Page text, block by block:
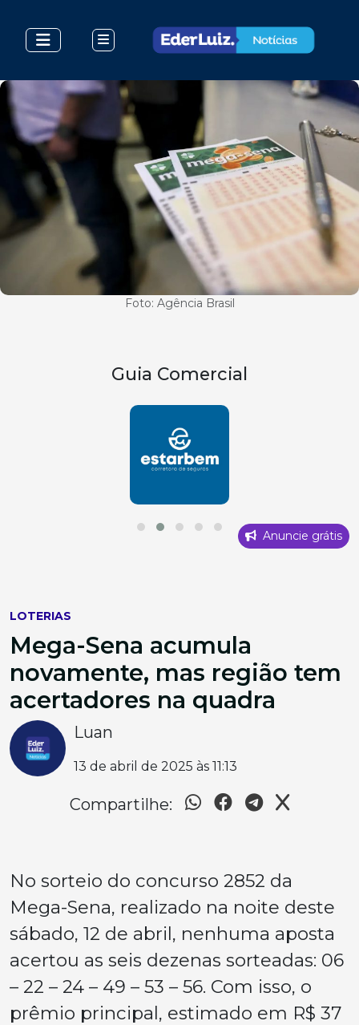
Foto: Agência Brasil
Guia Comercial
Anuncie grátis
LOTERIAS
Mega-Sena acumula
novamente, mas região tem
acertadores na quadra
Luan
13 de abril de 2025 às 11:13
Compartilhe:
No sorteio do concurso 2852 da
Mega-Sena, realizado na noite deste
sábado, 12 de abril, nenhuma aposta
acertou as seis dezenas sorteadas: 06
– 22 – 24 – 49 – 53 – 56. Com isso, o
prêmio principal, estimado em R$ 37